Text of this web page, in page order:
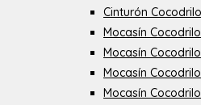
Cinturón
Mocasín
Mocasín
Mocasín
Mocasín